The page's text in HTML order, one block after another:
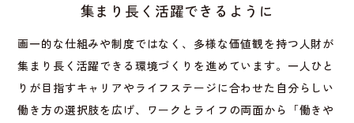
集まり長く活躍できるように
画一的な仕組みや制度ではなく、多様な価値観を持つ人財が
集まり長く活躍できる環境づくりを進めています。一人ひと
りが目指すキャリアやライフステージに合わせた自分らしい
働き方の選択肢を広げ、ワークとライフの両面から「働きや